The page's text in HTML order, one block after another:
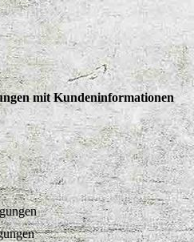
mit Kundeninformationen